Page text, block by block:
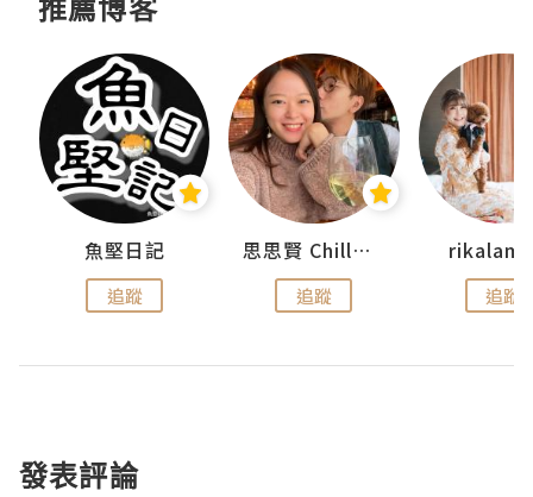
魚堅日記
追蹤
思思賢 ChillMyBabe
追蹤 追蹤
發表評論